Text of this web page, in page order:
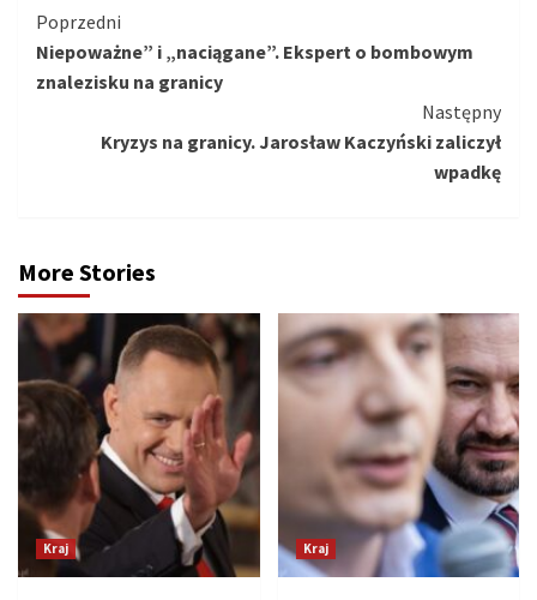
Kontynuuj
czytanie
Poprzedni
Niepoważne” i „naciągane”. Ekspert o bombowym
znalezisku na granicy
Następny
Kryzys na granicy. Jarosław Kaczyński zaliczył
wpadkę
More Stories
Kraj Kraj